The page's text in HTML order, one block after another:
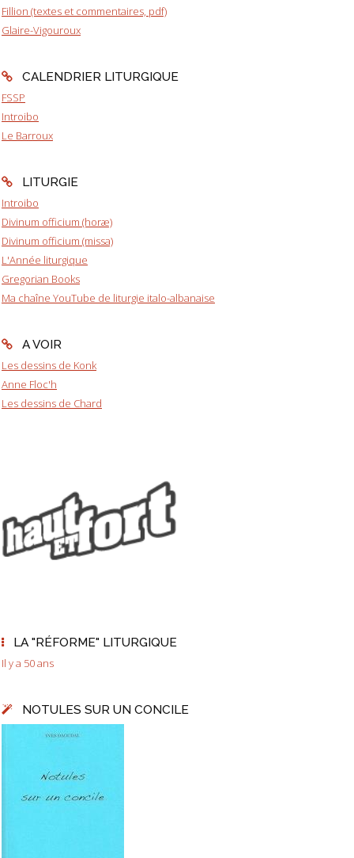
Fillion (textes et commentaires, pdf)
Glaire-Vigouroux
CALENDRIER LITURGIQUE
FSSP
Introibo
Le Barroux
LITURGIE
Introibo
Divinum officium (horæ)
Divinum officium (missa)
L'Année liturgique
Gregorian Books
Ma chaîne YouTube de liturgie italo-albanaise
A VOIR
Les dessins de Konk
Anne Floc'h
Les dessins de Chard
LA "RÉFORME" LITURGIQUE
Il y a 50 ans
NOTULES SUR UN CONCILE